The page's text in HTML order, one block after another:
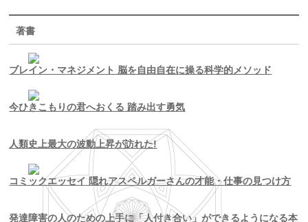
著書
ブレイン・マネジメント 脳を自由自在に操る科学的メソッド
今ひきこもりの君へおくる 踏み出す勇気
人類史上最大の波動上昇が訪れた!
コミックエッセイ 隠れアスペルガーさんの才能・仕事の見つけ方
発達障害の人のための上手に「人付き合い」ができるようになる本